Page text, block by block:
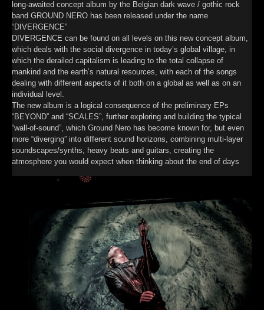
long-awaited concept album by the Belgian dark wave / gothic rock
band GROUND NERO has been released under the name
“DIVERGENCE”
DIVERGENCE can be found on all levels on this new concept album,
which deals with the social divergence in today’s global village, in
which the derailed capitalism is leading to the total collapse of
mankind and the earth’s natural resources, with each of the songs
dealing with different aspects of it both on a global as well as on an
individual level.
The new album is a logical consequence of the preliminary EPs
“BEYOND” and “SCALES”, further exploring and building the typical
“wall-of-sound”, which Ground Nero has become known for, but even
more “diverging” into different sound horizons, combining multi-layer
soundscapes/synths, heavy beats and guitars, creating the
atmosphere you would expect when thinking about the end of days